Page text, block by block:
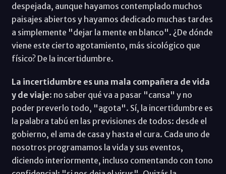
despejada, aunque hayamos contemplado muchos
paisajes abiertos y hayamos dedicado muchas tardes
a simplemente "dejar la mente en blanco". ¿De dónde
viene este cierto agotamiento, más sicológico que
físico? De la incertidumbre.
La incertidumbre es una mala compañera de vida
y de viaje: no saber qué va a pasar "cansa" y no
poder preverlo todo, "agota". Sí, la incertidumbre es
la palabra tabú en las previsiones de todos: desde el
gobierno, el ama de casa y hasta el cura. Cada uno de
nosotros programamos la vida y sus eventos,
diciendo interiormente, incluso comentando con tono